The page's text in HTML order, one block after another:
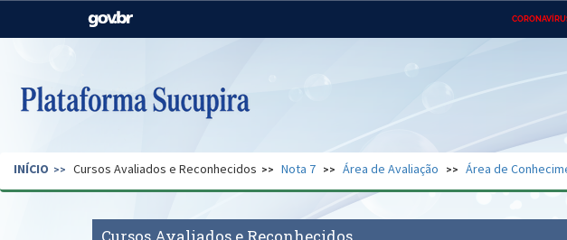
Casa Civil
Pecuária e Abastecimento
Ministério do
Regional
Secretaria de Governo Gabinete de Segurança Advocacia-Geral da União
INÍCIO Cursos Avaliados e Reconhecidos Nota 7 Área de Avaliação Área de